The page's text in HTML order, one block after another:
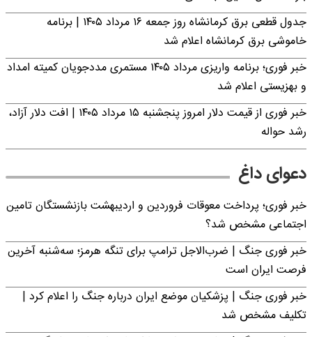
جدول قطعی برق کرمانشاه روز جمعه ۱۶ مرداد ۱۴۰۵ | برنامه
خاموشی برق کرمانشاه اعلام شد
خبر فوری؛ برنامه واریزی مرداد ۱۴۰۵ مستمری مددجویان کمیته امداد
و بهزیستی اعلام شد
خبر فوری از قیمت دلار امروز پنجشنبه ۱۵ مرداد ۱۴۰۵ | افت دلار آزاد،
رشد حواله
دعوای داغ
خبر فوری؛ پرداخت معوقات فروردین و اردیبهشت بازنشستگان تامین
اجتماعی مشخص شد؟
خبر فوری جنگ | ضرب‌الاجل ترامپ برای تنگه هرمز؛ سه‌شنبه آخرین
فرصت ایران است
خبر فوری جنگ | پزشکیان موضع ایران درباره جنگ را اعلام کرد |
تکلیف مشخص شد